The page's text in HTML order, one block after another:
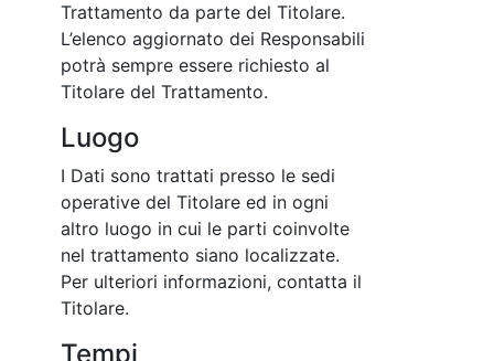
Trattamento da parte del Titolare.
L’elenco aggiornato dei Responsabili
potrà sempre essere richiesto al
Titolare del Trattamento.
Luogo
I Dati sono trattati presso le sedi
operative del Titolare ed in ogni
altro luogo in cui le parti coinvolte
nel trattamento siano localizzate.
Per ulteriori informazioni, contatta il
Titolare.
Tempi